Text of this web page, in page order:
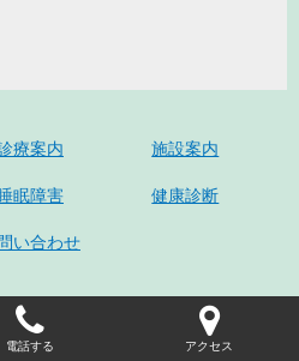
療案内 施設案内
眠障害 健康診断
い合わせ
電話する アクセス